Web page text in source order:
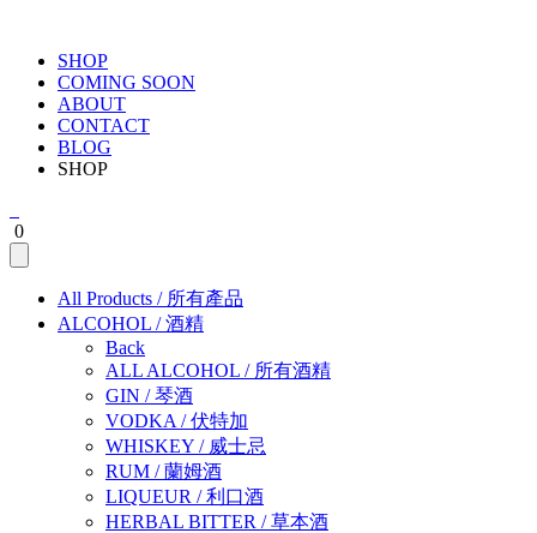
SHOP
COMING SOON
ABOUT
CONTACT
BLOG
SHOP
0
All Products / 所有產品
ALCOHOL /酒精
Back
ALL ALCOHOL / 所有酒精
GIN /琴酒
VODKA /伏特加
WHISKEY / 威士忌
RUM /蘭姆酒
LIQUEUR /利口酒
HERBAL BITTER /草本酒